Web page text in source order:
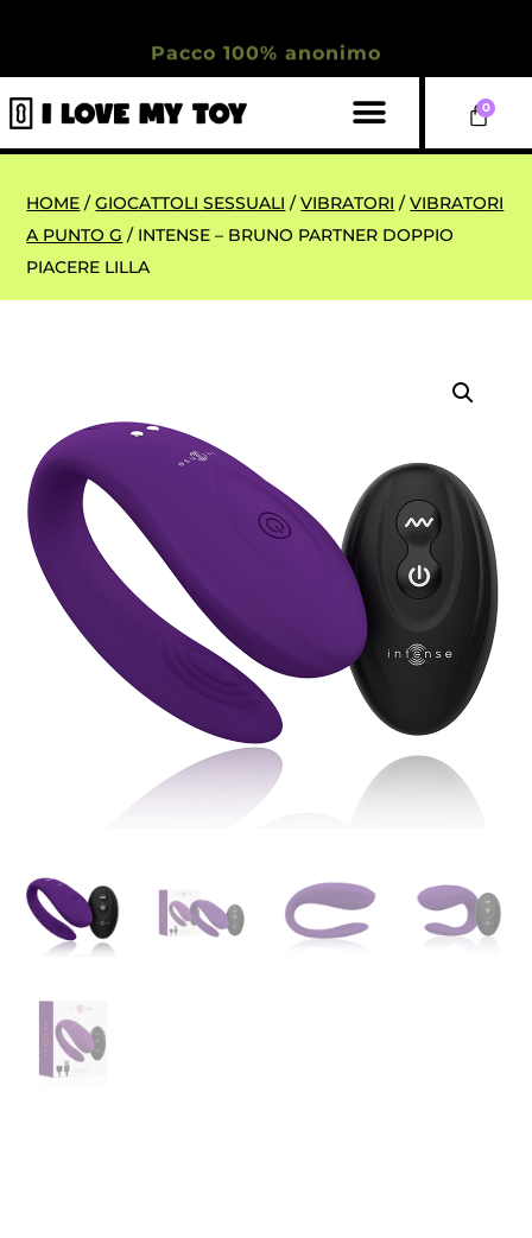
0
HOME /GIOCATTOLI SESSUALI /VIBRATORI /VIBRATORI
A PUNTO G / INTENSE – BRUNO PARTNER DOPPIO
PIACERE LILLA